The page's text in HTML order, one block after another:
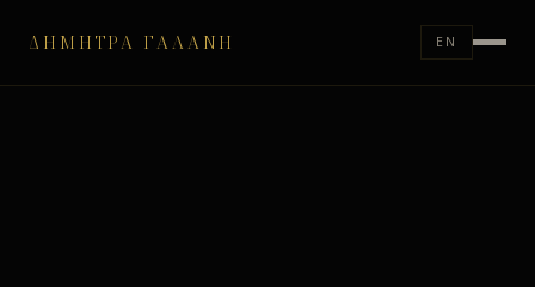
ΔΉΜΗΤΡΑ ΓΑΛΆΝΗ EN